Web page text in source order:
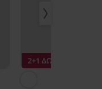
2+1 ΔΩΡΕΑΝ